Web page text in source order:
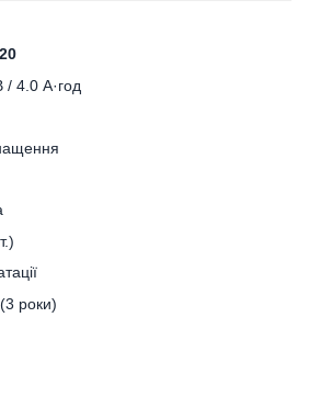
/ 4.0 А·год
роки)